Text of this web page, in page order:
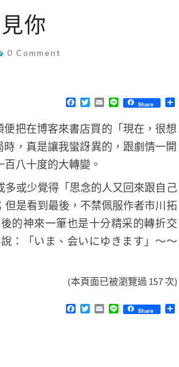
你
C
0 Comment
F
e
b
o
o
k
T
i
t
t
e
r
E
a
i
l
L
n
e
Share
分
把在博客來書店買的「現在，很想
，真是讓我蠻訝異的，跟劇情一開
八十度的大轉變。
或少覺得「思念的人又回來跟自己
是看到最後，不禁佩服作者市川拓
的神來一筆也是十分精采的轉折交
：「いま、会いにゆきます」～～
(本頁面已被瀏覽過 157 次)
F
T
E
L
Share
分